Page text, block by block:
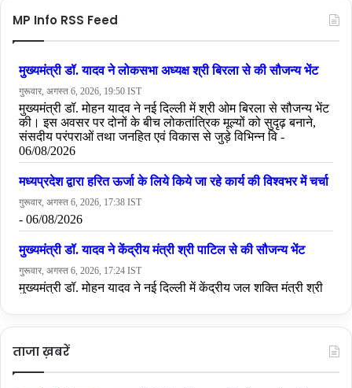
MP Info RSS Feed
ताजा ख़बरें